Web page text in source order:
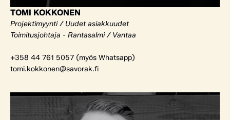
TOMI KOKKONEN
Projektimyynti / Uudet asiakkuudet
Toimitusjohtaja - Rantasalmi / Vantaa
+358 44 761 5057 (myös Whatsapp)
tomi.kokkonen@savorak.fi